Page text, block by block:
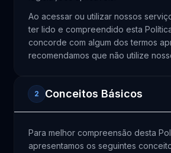
Ao acessar ou utilizar nossos
ter lido e compreendido esta
concorde com algum dos termos
recomendamos que não utilize
2 Conceitos Básicos
Para melhor compreensão desta
apresentamos os seguintes